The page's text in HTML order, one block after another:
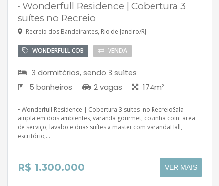
• Wonderfull Residence | Cobertura 3
suítes no Recreio
Recreio dos Bandeirantes, Rio de Janeiro/RJ
WONDERFULL COB VENDA
3 dormitórios, sendo 3 suítes
5 banheiros
2 vagas 174m²
• Wonderfull Residence | Cobertura 3 suítes no RecreioSala
ampla em dois ambientes, varanda gourmet, cozinha com área
de serviço, lavabo e duas suítes a master com varandaHall,
escritório,...
R$ 1.300.000 VER MAIS